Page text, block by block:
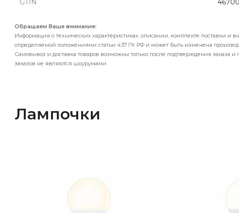
GTIN
Обращаем Ваше внимание:
Информация о технических характеристиках, описании, комплекте поставки
определяемой положениями статьи 437 ГК РФ и может быть изменена
Самовывоз и доставка товаров возможны только после подтверждения заказа
заказов не являются шоурумами.
Лампочки